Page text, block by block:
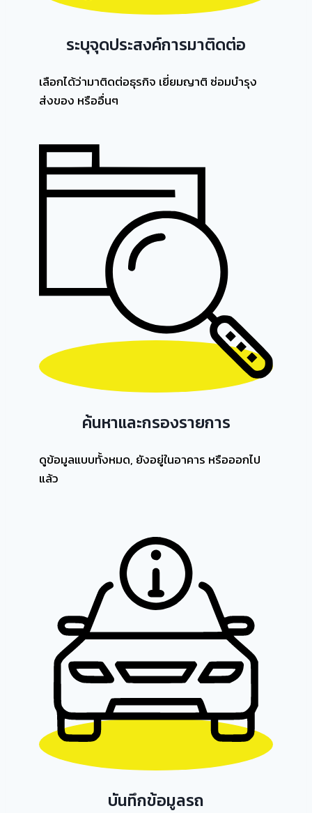
ระบุจุดประสงค์การมาติดต่อ
เลือกได้ว่ามาติดต่อธุรกิจ เยี่ยมญาติ ซ่อมบำรุง
ส่งของ หรืออื่นๆ
ค้นหาและกรองรายการ
ดูข้อมูลแบบทั้งหมด, ยังอยู่ในอาคาร หรือออกไป
แล้ว
บันทึกข้อมูลรถ